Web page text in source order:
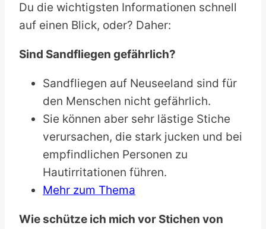
Du die wichtigsten Informationen schnell
auf einen Blick, oder? Daher:
Sind Sandfliegen gefährlich?
Sandfliegen auf Neuseeland sind für
den Menschen nicht gefährlich.
Sie können aber sehr lästige Stiche
verursachen, die stark jucken und bei
empfindlichen Personen zu
Hautirritationen führen.
Mehr zum Thema
Wie schütze ich mich vor Stichen von